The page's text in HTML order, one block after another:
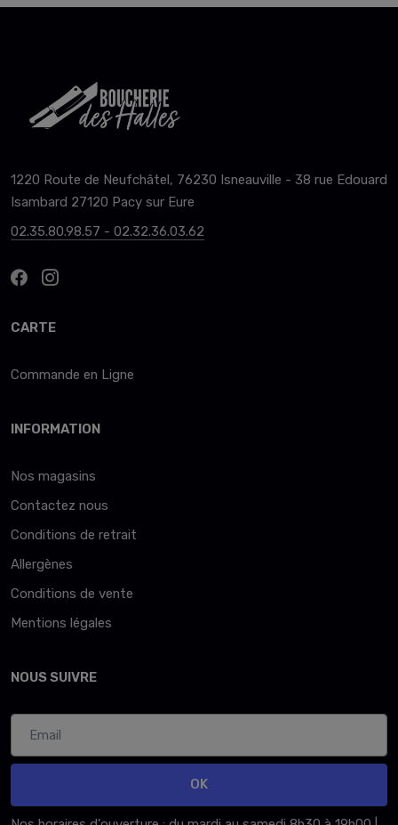
1220 Route de Neufchâtel, 76230 Isneauville - 38 rue Edouard
Isambard 27120 Pacy sur Eure
02.35.80.98.57 - 02.32.36.03.62
CARTE
Commande en Ligne
INFORMATION
Nos magasins
Contactez nous
Conditions de retrait
Allergènes
Conditions de vente
Mentions légales
NOUS SUIVRE
OK